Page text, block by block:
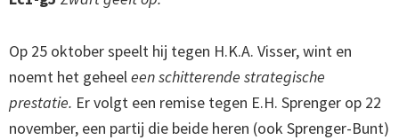
Op 25 oktober speelt hij tegen H.K.A. Visser, wint en
noemt het geheeleen schitterende strategische
prestatie. Er volgt een remise tegen E.H. Sprenger op 22
november, een partij die beide heren (ook Sprenger-Bunt)